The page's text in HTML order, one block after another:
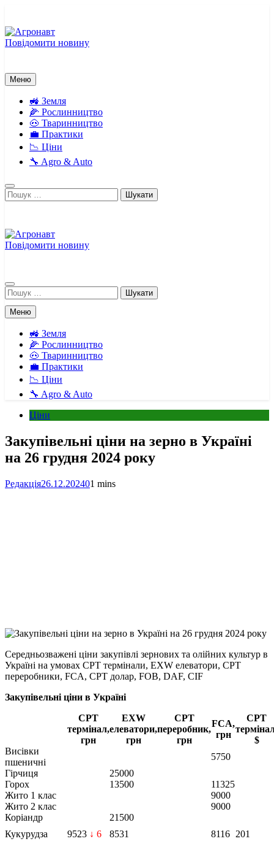
вмісту
Повідомити новину
Меню
🚜 Земля
🌽 Рослинництво
🐽 Тваринництво
💼 Практики
📉 Ціни
🔧 Agro & Auto
Пошук:
Повідомити новину
Пошук:
Меню
🚜 Земля
🌽 Рослинництво
🐽 Тваринництво
💼 Практики
📉 Ціни
🔧 Agro & Auto
Ціни
Закупівельні ціни на зерно в Україні
на 26 грудня 2024 року
Редакція26.12.202401 mins
Link
Print
Середньозважені ціни закупівлі зернових та олійних культур в
Україні на умовах CPT термінали, EXW елеватори, CPT
переробники, FCA, CPT долар, FOB, DAF, CIF
Закупівельні ціни в Україні
CPT
термінал,
грн
EXW
елеватори,
грн
CPT
переробник,
грн
FCA,
грн
CPT
$
Висівки
пшеничні
5750
Гірчиця
25000
Горох
13500
11325
Жито 1 клас
9000
Жито 2 клас
9000
Коріандр
21500
Кукурудза
9523 ↓ 6 8531 8116 201